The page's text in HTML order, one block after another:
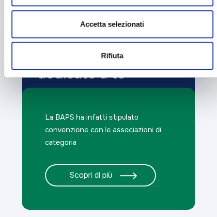
Accetta selezionati
Rifiuta
Sei un imprenditore?
Scopri le carte
dedicate a te
La BAPS ha infatti stipulato
convenzione con le associazioni di
categoria
Scopri di più